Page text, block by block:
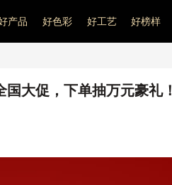
产品 好色彩 好工艺 好榜样
大促，下单抽万元豪礼！